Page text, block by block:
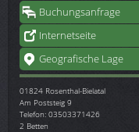
Buchungsanfrage
Internetseite
Geografische Lage
01824 Rosenthal-Bielatal
Am Poststeig 9
Telefon: 03503371426
2 Betten